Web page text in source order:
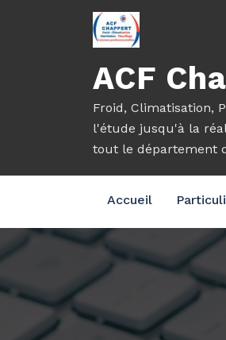
ACF
Froid, Climatisation,
l'étude jusqu'à la
tout le département
Accueil